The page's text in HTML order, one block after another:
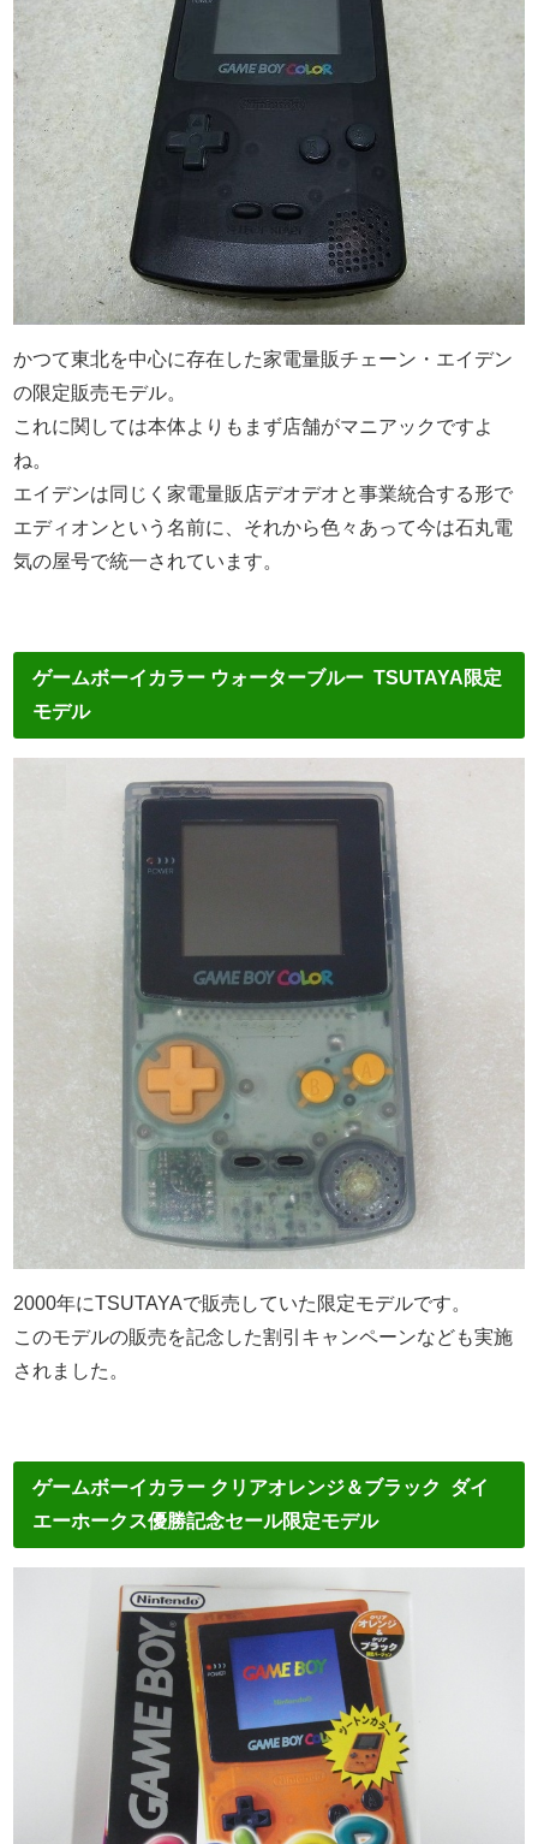
かつて東北を中心に存在した家電量販チェーン・エイデン
の限定販売モデル。
これに関しては本体よりもまず店舗がマニアックですよ
ね。
エイデンは同じく家電量販店デオデオと事業統合する形で
エディオンという名前に、それから色々あって今は石丸電
気の屋号で統一されています。
ゲームボーイカラー ウォーターブルー TSUTAYA限定
モデル
2000年にTSUTAYAで販売していた限定モデルです。
このモデルの販売を記念した割引キャンペーンなども実施
されました。
ゲームボーイカラー クリアオレンジ＆ブラック ダイ
エーホークス優勝記念セール限定モデル